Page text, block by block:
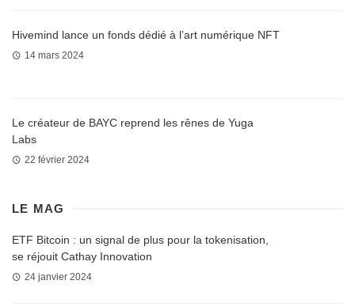
Hivemind lance un fonds dédié à l’art numérique NFT
14 mars 2024
Le créateur de BAYC reprend les rênes de Yuga
Labs
22 février 2024
LE MAG
ETF Bitcoin : un signal de plus pour la tokenisation,
se réjouit Cathay Innovation
24 janvier 2024